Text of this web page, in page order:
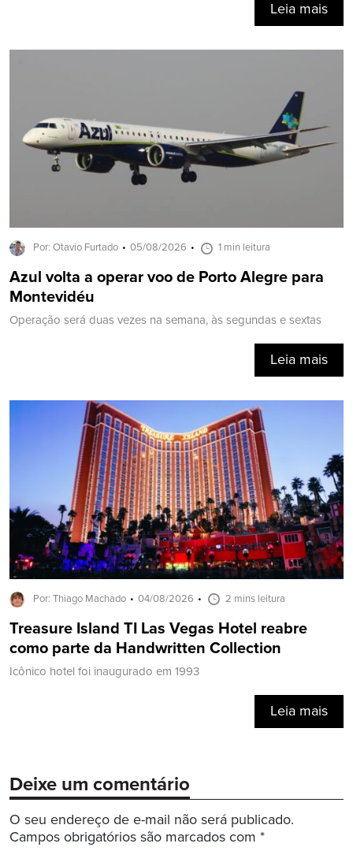
Leia mais
Por: Otavio Furtado 05/08/2026 1 min leitura
Azul volta a operar voo de Porto Alegre para
Montevidéu
Operação será duas vezes na semana, às segundas e sextas
Leia mais
Por: Thiago Machado 04/08/2026 2 mins leitura
Treasure Island TI Las Vegas Hotel reabre
como parte da Handwritten Collection
Icônico hotel foi inaugurado em 1993
Leia mais
Deixe um comentário
O seu endereço de e-mail não será publicado.
Campos obrigatórios são marcados com *